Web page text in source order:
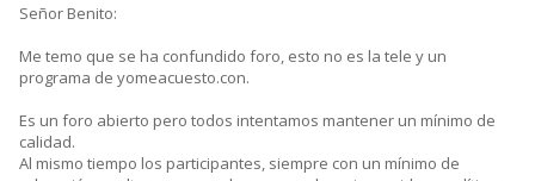
Señor Benito:
Me temo que se ha confundido foro, esto no es la tele y un
programa de yomeacuesto.con.
Es un foro abierto pero todos intentamos mantener un mínimo de
calidad.
Al mismo tiempo los participantes, siempre con un mínimo de